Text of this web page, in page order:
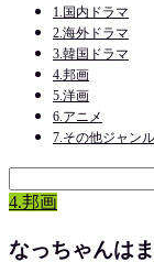
1.国内ドラマ
2.海外ドラマ
3.韓国ドラマ
4.邦画
5.洋画
6.アニメ
7.その他ジャンル
4.邦画
なっちゃんは